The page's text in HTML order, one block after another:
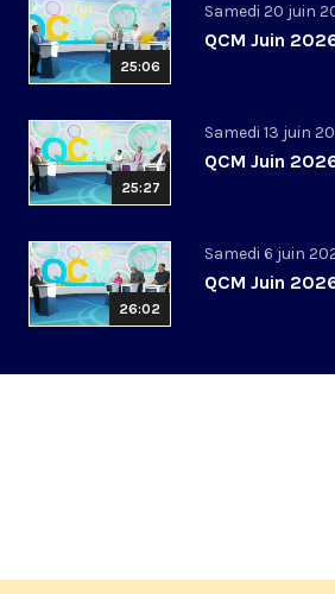
25:06
Samedi 20 juin
QCM Juin
25:27
Samedi 13 juin
QCM Juin
26:02
Samedi 6 juin
QCM Juin